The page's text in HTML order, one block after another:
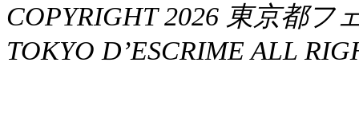
COPYRIGHT 2026 東京都フ
TOKYO D’ESCRIME ALL